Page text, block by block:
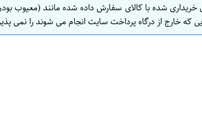
شده با کالای سفارش داده شده مانند (معیوب
خارج از درگاه پرداخت سایت انجام می شوند را نمی